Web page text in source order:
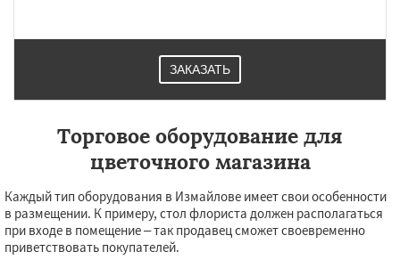
ЗАКАЗАТЬ
Торговое оборудование для
цветочного магазина
Каждый тип оборудования в Измайлове имеет свои особенности
в размещении. К примеру, стол флориста должен располагаться
при входе в помещение – так продавец сможет своевременно
приветствовать покупателей.